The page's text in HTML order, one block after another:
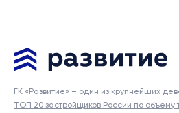
ГК «Развитие» – один из крупнейших
ТОП 20 застройщиков России по объему